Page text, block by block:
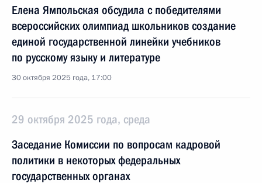
Елена Ямпольская обсудила с победителями
всероссийских олимпиад школьников создание
единой государственной линейки учебников
по русскому языку и литературе
30 октября 2025 года, 17:00
29 октября 2025 года, среда
Заседание Комиссии по вопросам кадровой
политики в некоторых федеральных
государственных органах